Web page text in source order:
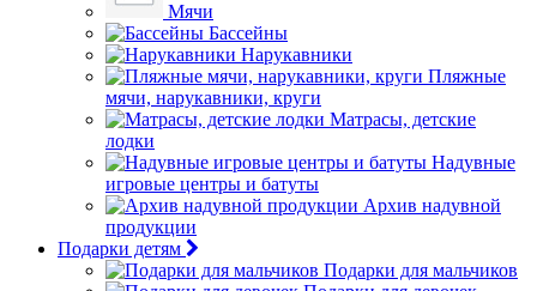
Мячи
Бассейны
Нарукавники
Пляжные
мячи, нарукавники, круги
Матрасы, детские
лодки
Надувные
игровые центры и батуты
Архив надувной
продукции
Подарки детям
Подарки для мальчиков